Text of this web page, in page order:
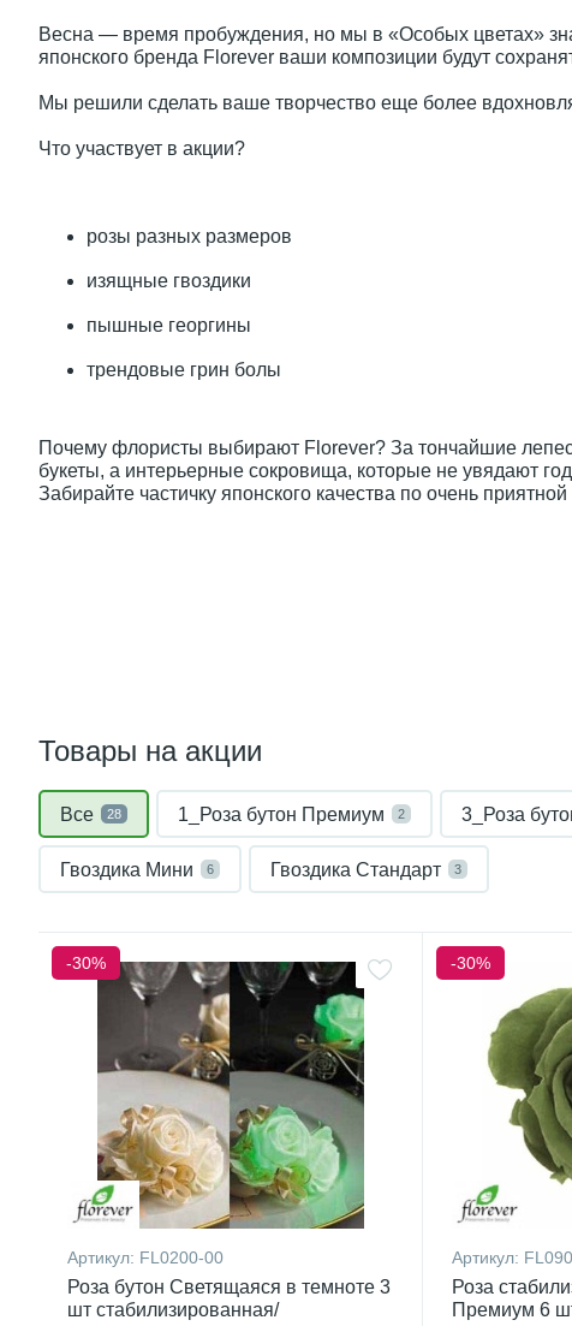
Весна — время пробуждения, но мы в «Особых цветах»
японского бренда Florever ваши композиции будут
Мы решили сделать ваше творчество еще более
Что участвует в акции?
розы разных размеров
изящные гвоздики
пышные георгины
трендовые грин болы
Почему флористы выбирают Florever? За тончайшие
букеты, а интерьерные сокровища, которые не увядают
Забирайте частичку японского качества по очень
Товары на акции
Все 28 1_Роза бутон Премиум 2 3_Роза
Гвоздика Мини 6 Гвоздика Стандарт 3
-30%
Артикул: FL0200-00
Роза бутон Светящаяся в темноте 3
шт стабилизированная/
-30%
Артикул:
Роза
Премиум 6